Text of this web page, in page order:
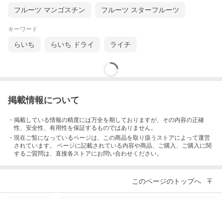
フルーツ マンゴスチン フルーツ スターフルーツ
キーワード
らいち らいち ドライ ライチ
掲載情報について
・掲載している情報の精度には万全を期しておりますが、その内容の正確
性、安全性、有用性を保証するものではありません。
・現在ご覧になっているページは、この商品を取り扱うストアによって運営
されています。 ページに記載されている内容や商品、ご購入 、ご購入に関
するご質問は、直接各ストアにお問い合わせください。
このページのトップへ